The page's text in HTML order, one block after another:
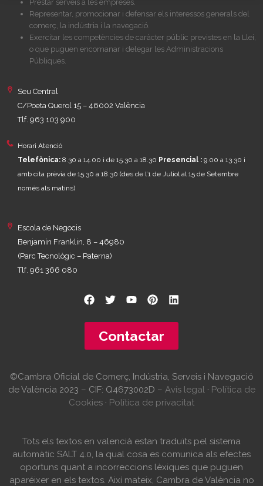
Prestar serveis a les empreses.
Representar, promocionar i defensar els interessos generals del
comerç, la indústria i la navegació.
Exercitar les competències de caràcter públic previstes en la Llei,
o que puguen encomanar i delegar les Administracions
Públiques.
Seu Central
C/Poeta Querol 15 – 46002 València
Tlf. 963 103 900
Horari Atenció
Telefònica: 8.30 a 14.00 i de 15.30 a 18.30 Presencial : 9.00 a 13.30 i
amb cita prèvia de 15.30 a 18.30 (des de l’1 de Juliol al 15 de Setembre
només als matins)
Escola de Negocis
Benjamín Franklin, 8 – 46980
(Parc Tecnològic – Paterna)
Tlf. 961 366 080
Contactar
©Cambra Oficial de Comerç, Indústria, Serveis i Navegació
de València 2023 – CIF: Q4673002D – Avís legal· Política de
Cookies · Política de privacitat
Tots els textos en valencià estan traduïts pel sistema
automàtic SALT 4.0, la qual cosa es comunica als efectes
oportuns quant a incorreccions lèxiques que puguen
aparéixer en els textos. Així mateix, Cambra de València no